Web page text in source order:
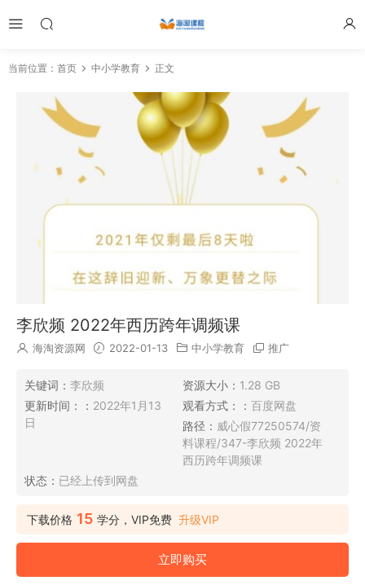
当前位置： 首页 中小学教育 正文
李欣频 2022年西历跨年调频课
海淘资源网 2022-01-13 中小学教育 推广
关键词： 李欣频 资源大小： 1.28 GB
更新时间：： 2022年1月13
日
观看方式：： 百度网盘
路径： 威心假77250574/资
料课程/347-李欣频 2022年
西历跨年调频课
状态： 已经上传到网盘
下载价格 15 学分，VIP免费 升级VIP
立即购买